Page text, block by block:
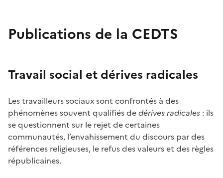
Publications de la CEDTS
Travail social et dérives radicales
Les travailleurs sociaux sont confrontés à des
phénomènes souvent qualifiés dedérives radicales : ils
se questionnent sur le rejet de certaines
communautés, l’envahissement du discours par des
références religieuses, le refus des valeurs et des règles
républicaines.